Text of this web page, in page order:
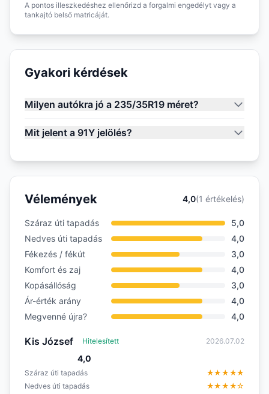
A pontos illeszkedéshez ellenőrizd a forgalmi engedélyt vagy a
tankajtó belső matricáját.
Gyakori kérdések
Milyen autókra jó a 235/35R19 méret?
Mit jelent a 91Y jelölés?
Vélemények 4,0(1 értékelés)
Száraz úti tapadás
5,0
Nedves úti tapadás
4,0
Fékezés / fékút
3,0
Komfort és zaj
4,0
Kopásállóság
3,0
Ár-érték arány
4,0
Megvenné újra?
4,0
Kis József Hitelesített 2026.07.02
4,0
Száraz úti tapadás
★★★★★
Nedves úti tapadás
★★★★☆